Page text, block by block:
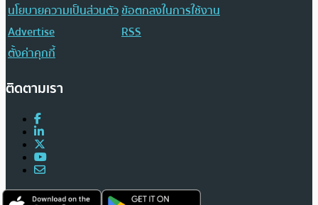
นโยบายความเป็นส่วนตัวข้อตกลงในการใช้งาน
Advertise
RSS
ตั้งค่าคุกกี้
ติดตามเรา